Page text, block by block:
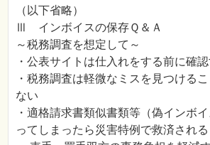
（以下省略）
Ⅲ インボイスの保存Ｑ＆Ａ
～税務調査を想定して～
・公表サイトは仕入れをする前に確
・税務調査は軽微なミスを見つける
ない
・適格請求書類似書類等（偽インボ
ってしまったら災害特例で救済される